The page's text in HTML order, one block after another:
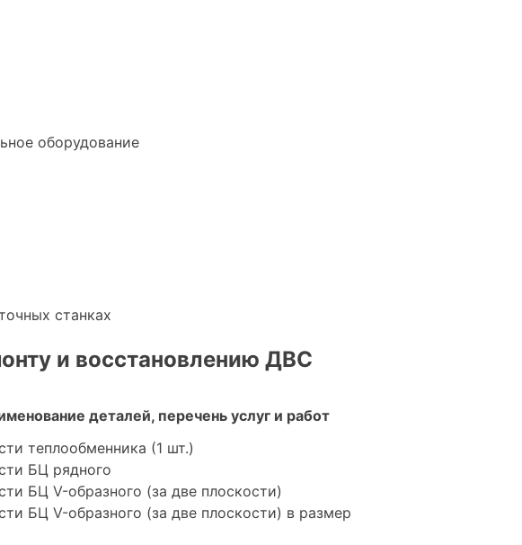
оборудование
станках
и восстановлению ДВС
деталей, перечень услуг и работ
теплообменника (1 шт.)
БЦ рядного
БЦ V-образного (за две плоскости)
БЦ V-образного (за две плоскости) в размер